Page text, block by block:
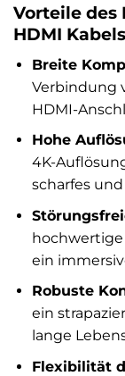
Vorteile des
HDMI Kabels
Breite
Verbindung
HDMI-
Hohe
4K-
scharfes
ein
Robuste
ein
lange
Flexibilität